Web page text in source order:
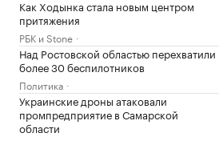
Как Ходынка стала новым центром
притяжения
РБК и Stone
Над Ростовской областью перехватили
более 30 беспилотников
Политика
Украинские дроны атаковали
промпредприятие в Самарской
области